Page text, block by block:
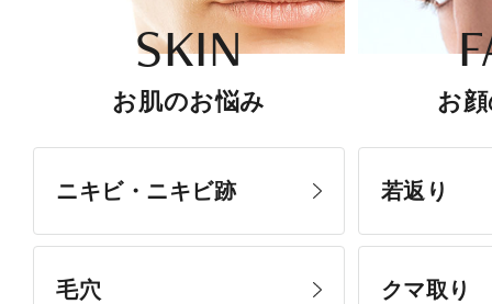
SKIN
お肌のお悩み
ニキビ・ニキビ跡
毛穴
お
若返り
クマ取り